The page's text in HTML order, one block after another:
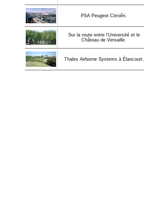
PSA Peugeot Citroên.
Sur la route entre l’Université et le
Château de Versaille.
Thales Airborne Systems à Élancourt.